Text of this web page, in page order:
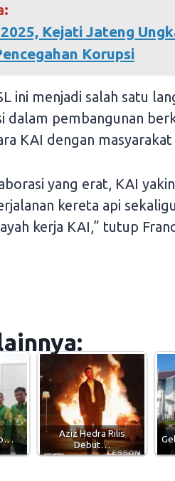
Kejati Jateng
Korupsi
ini menjadi salah satu
dalam pembangunan
KAI dengan
yang erat, KAI
kereta api
kerja KAI,” tutup
Aziz Hedra Rilis
Debut…